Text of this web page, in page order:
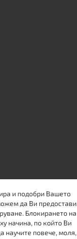
и подобри Вашето
да Ви
Блокирането на
начина, по който Ви
научите повече, моля,